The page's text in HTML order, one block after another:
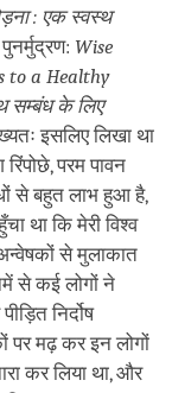
: एक स्वस्थ
Wise
to a Healthy
सम्बंध के लिए
इसलिए लिखा था
परम पावन
से बहुत लाभ हुआ है,
था कि मेरी विश्व
से मुलाकात
से कई लोगों ने
निर्दोष
पर मढ़ कर इन लोगों
कर लिया था, और